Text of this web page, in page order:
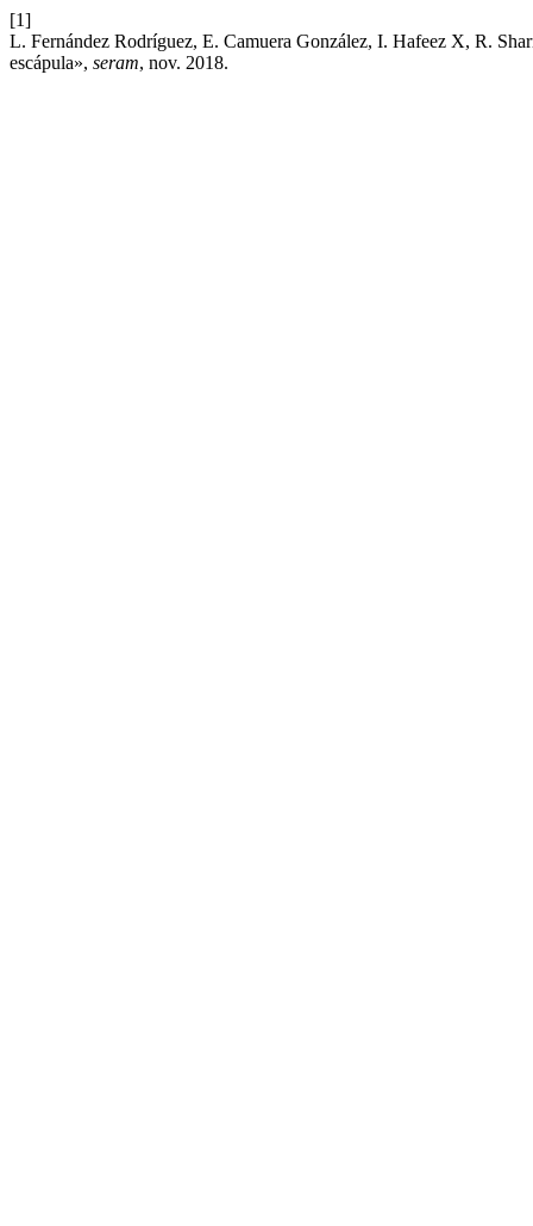
[1]
L. Fernández Rodríguez, E. Camuera González, I. Hafeez X, R.
escápula», seram, nov. 2018.